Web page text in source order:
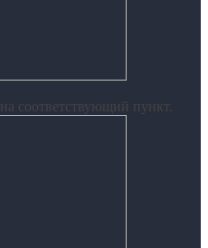
соответствующий пункт.